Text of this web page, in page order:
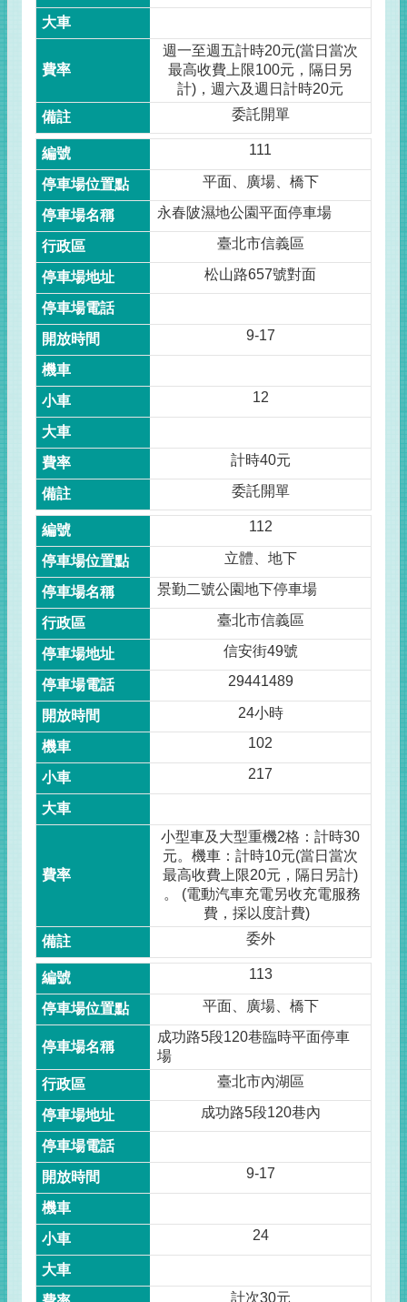
週一至週五計時20元(當日當次
最高收費上限100元，隔日另
計)，週六及週日計時20元
委託開單
111
平面、廣場、橋下
永春陂濕地公園平面停車場
臺北市信義區
松山路657號對面
9-17
12
計時40元
委託開單
112
立體、地下
景勤二號公園地下停車場
臺北市信義區
信安街49號
29441489
24小時
102
217
小型車及大型重機2格：計時30
元。機車：計時10元(當日當次
最高收費上限20元，隔日另計)
。 (電動汽車充電另收充電服務
費，採以度計費)
委外
113
平面、廣場、橋下
成功路5段120巷臨時平面停車
場
臺北市內湖區
成功路5段120巷內
9-17
24
計次30元